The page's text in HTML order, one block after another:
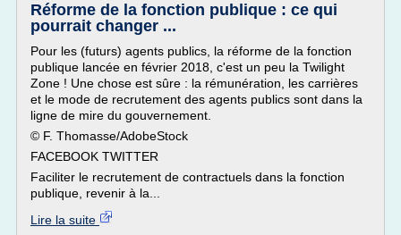
Réforme de la fonction publique : ce qui
pourrait changer ...
Pour les (futurs) agents publics, la réforme de la fonction
publique lancée en février 2018, c'est un peu la Twilight
Zone ! Une chose est sûre : la rémunération, les carrières
et le mode de recrutement des agents publics sont dans la
ligne de mire du gouvernement.
© F. Thomasse/AdobeStock
FACEBOOK TWITTER
Faciliter le recrutement de contractuels dans la fonction
publique, revenir à la...
Lire la suite